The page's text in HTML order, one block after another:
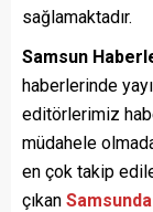
sağlamaktadır.
Samsun
haberlerinde
editörlerimiz
müdahele
en çok takip
çıkan